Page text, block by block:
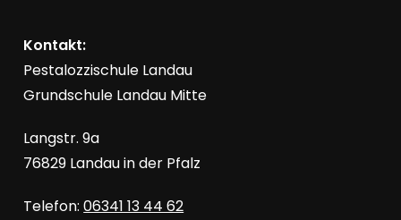
Kontakt:
Pestalozzischule Landau
Grundschule Landau Mitte
Langstr. 9a
76829 Landau in der Pfalz
Telefon:06341 13 44 62